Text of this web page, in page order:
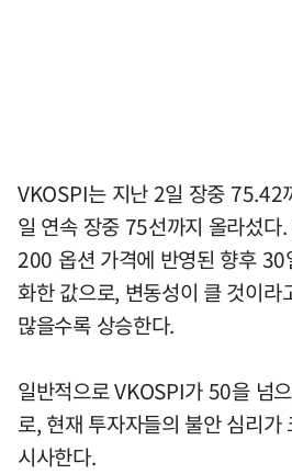
VKOSPI는 지난 2일 장중 75.42
일 연속 장중 75선까지 올라섰
200 옵션 가격에 반영된 향후 30
화한 값으로, 변동성이 클 것이라
많을수록 상승한다.
일반적으로 VKOSPI가 50을 넘
로, 현재 투자자들의 불안 심리가
시사한다.